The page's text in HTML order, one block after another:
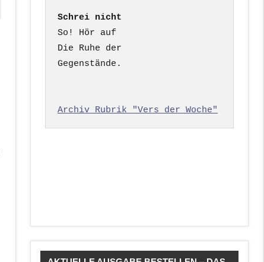
Schrei nicht
So! Hör auf
Die Ruhe der
Gegenstände.
Archiv Rubrik "Vers der Woche"